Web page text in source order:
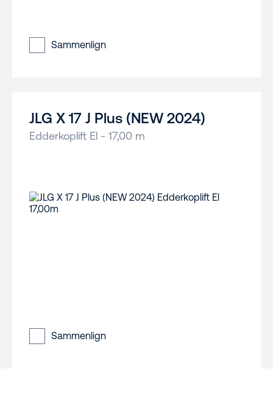
Sammenlign
JLG X 17 J Plus (NEW 2024)
Edderkoplift El - 17,00 m
Sammenlign